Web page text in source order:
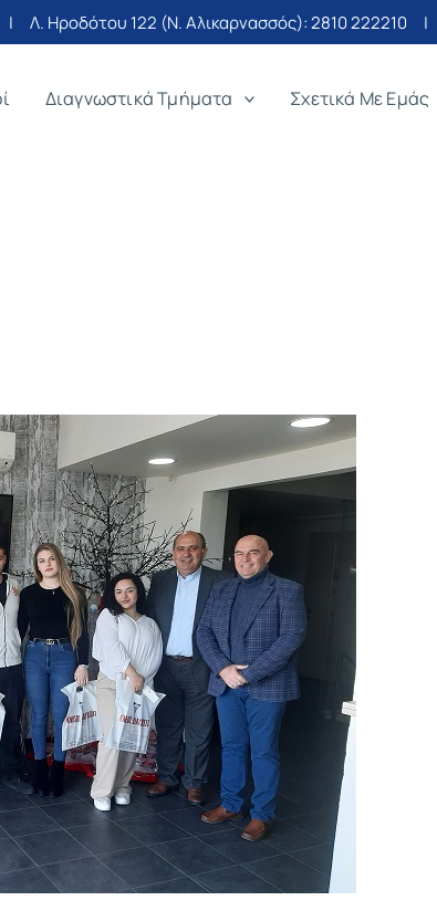
| Λ. Ηροδότου 122 (Ν. Αλικαρνασσός):2810 222210 |
Διαγνωστικά Τμήματα Σχετικά Με Εμάς